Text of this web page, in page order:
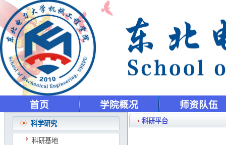
首页 学院概况 师资队伍
科学研究
科研基地
科研平台